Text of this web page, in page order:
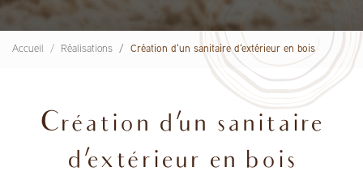
Accueil Réalisations Création d'un sanitaire d'extérieur en bois
Création d'un sanitaire
d'extérieur en bois